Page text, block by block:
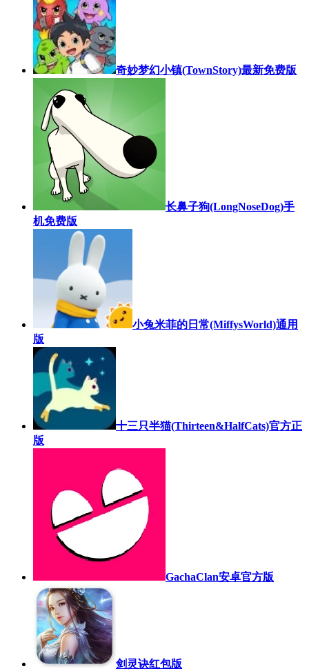
奇妙梦幻小镇(TownStory)最新免费版
长鼻子狗(LongNoseDog)手
机免费版
小兔米菲的日常(MiffysWorld)通用
版
十三只半猫(Thirteen&HalfCats)官方正
版
GachaClan安卓官方版
剑灵诀红包版